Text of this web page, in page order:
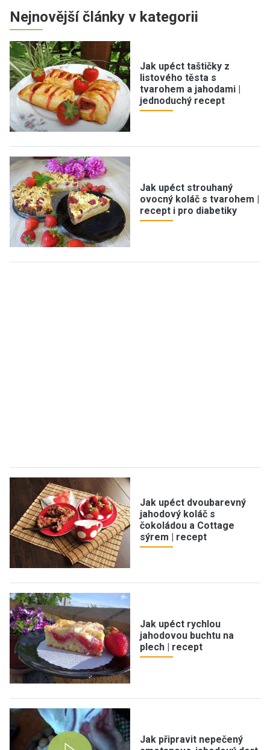
Nejnovější články v kategorii
Jak upéct taštičky z
listového těsta s
tvarohem a jahodami |
jednoduchý recept
Jak upéct strouhaný
ovocný koláč s tvarohem |
recept i pro diabetiky
Jak upéct dvoubarevný
jahodový koláč s
čokoládou a Cottage
sýrem | recept
Jak upéct rychlou
jahodovou buchtu na
plech | recept
Jak připravit nepečený